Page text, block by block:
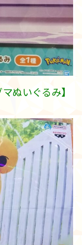
ぬいぐるみ】